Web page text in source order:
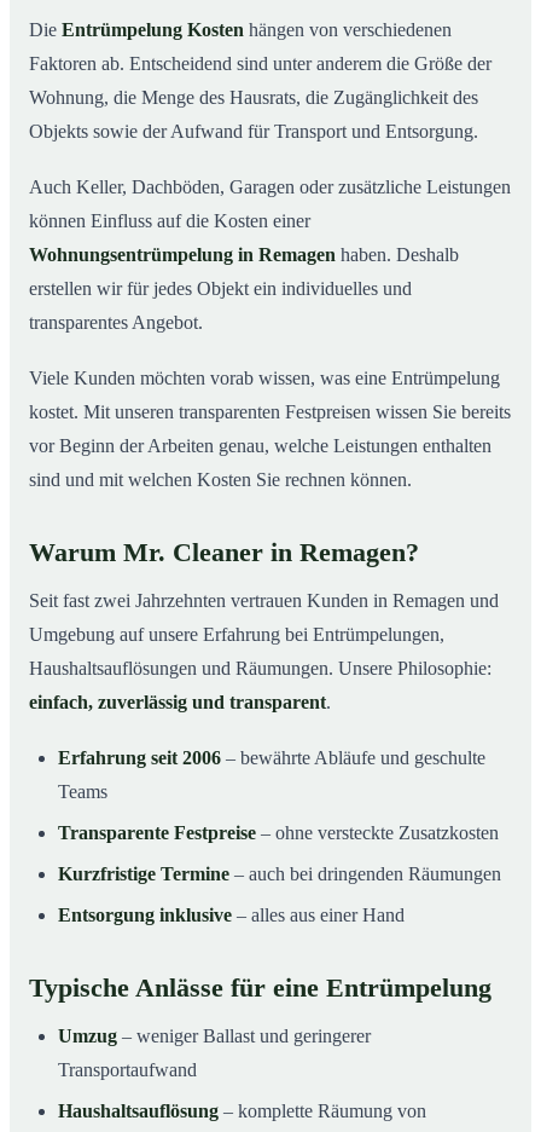
Die Entrümpelung Kosten hängen von verschiedenen
Faktoren ab. Entscheidend sind unter anderem die Größe der
Wohnung, die Menge des Hausrats, die Zugänglichkeit des
Objekts sowie der Aufwand für Transport und Entsorgung.
Auch Keller, Dachböden, Garagen oder zusätzliche Leistungen
können Einfluss auf die Kosten einer
Wohnungsentrümpelung in Remagen haben. Deshalb
erstellen wir für jedes Objekt ein individuelles und
transparentes Angebot.
Viele Kunden möchten vorab wissen, was eine Entrümpelung
kostet. Mit unseren transparenten Festpreisen wissen Sie bereits
vor Beginn der Arbeiten genau, welche Leistungen enthalten
sind und mit welchen Kosten Sie rechnen können.
Warum Mr. Cleaner in Remagen?
Seit fast zwei Jahrzehnten vertrauen Kunden in Remagen und
Umgebung auf unsere Erfahrung bei Entrümpelungen,
Haushaltsauflösungen und Räumungen. Unsere Philosophie:
einfach, zuverlässig und transparent.
Erfahrung seit 2006 – bewährte Abläufe und geschulte
Teams
Transparente Festpreise – ohne versteckte Zusatzkosten
Kurzfristige Termine – auch bei dringenden Räumungen
Entsorgung inklusive – alles aus einer Hand
Typische Anlässe für eine Entrümpelung
Umzug – weniger Ballast und geringerer
Transportaufwand
Haushaltsauflösung – komplette Räumung von